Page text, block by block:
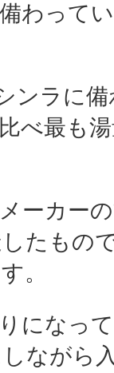
わって
ンラに
べ最も
ーカー
たもの
。
になっ
ながら